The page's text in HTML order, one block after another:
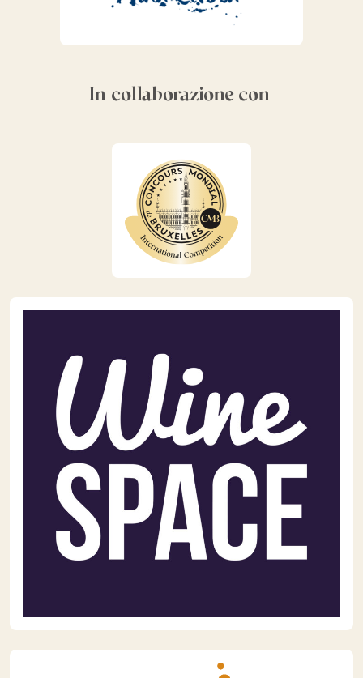
In collaborazione con